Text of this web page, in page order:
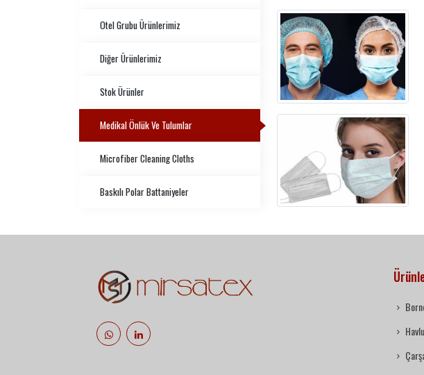
Otel Grubu Ürünlerimiz
Diğer Ürünlerimiz
Stok Ürünler
Medikal Önlük Ve Tulumlar
Microfiber Cleaning Cloths
Baskılı Polar Battaniyeler